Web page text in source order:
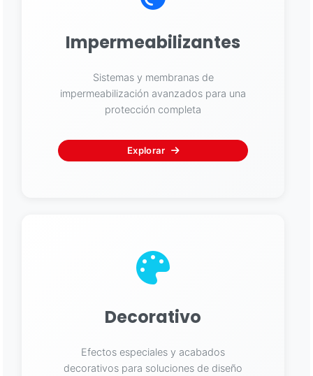
Impermeabilizantes
Sistemas y membranas de
impermeabilización avanzados para una
protección completa
Explorar
Decorativo
Efectos especiales y acabados
decorativos para soluciones de diseño